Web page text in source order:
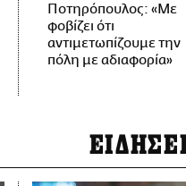
Ποτηρόπουλος: «Με
φοβίζει ότι
αντιμετωπίζουμε την
πόλη με αδιαφορία»